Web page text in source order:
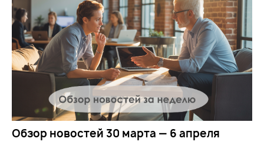
Обзор новостей 30 марта — 6 апреля